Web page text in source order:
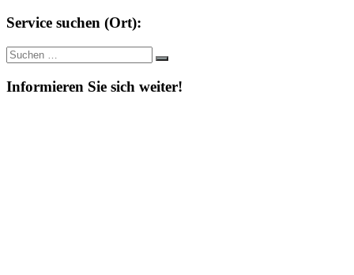
Service suchen (Ort):
Suche
nach:
Suchen
Informieren Sie sich weiter!